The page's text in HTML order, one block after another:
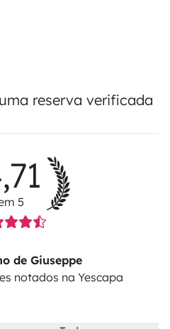
reserva verificada
5
de Giuseppe
notados na Yescapa